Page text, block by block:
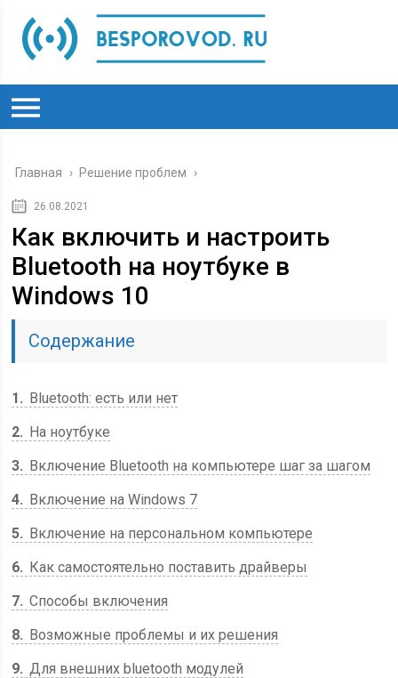
Главная › Решение проблем ›
26.08.2021
Как включить и настроить
Bluetooth на ноутбуке в
Windows 10
Содержание
1
Bluetooth: есть или нет
2
На ноутбуке
3
Включение Bluetooth на компьютере шаг за шагом
4
Включение на Windows 7
5
Включение на персональном компьютере
6
Как самостоятельно поставить драйверы
7 Способы включения
8
Возможные проблемы и их решения
9 Для внешних bluetooth модулей